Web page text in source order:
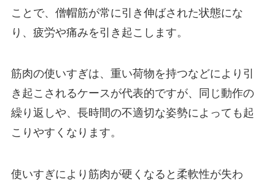
ことで、僧帽筋が常に引き伸ばされた状態にな
り、疲労や痛みを引き起こします。
筋肉の使いすぎは、重い荷物を持つなどにより引
き起こされるケースが代表的ですが、同じ動作の
繰り返しや、長時間の不適切な姿勢によっても起
こりやすくなります。
使いすぎにより筋肉が硬くなると柔軟性が失わ